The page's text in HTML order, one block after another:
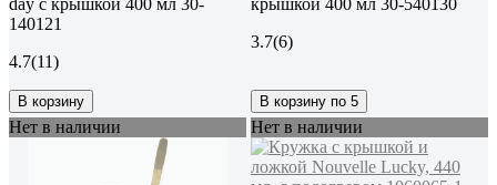
140121
4.7(11)
В корзину
3.7(6)
В корзину по 5
Нет в наличии Нет в наличии